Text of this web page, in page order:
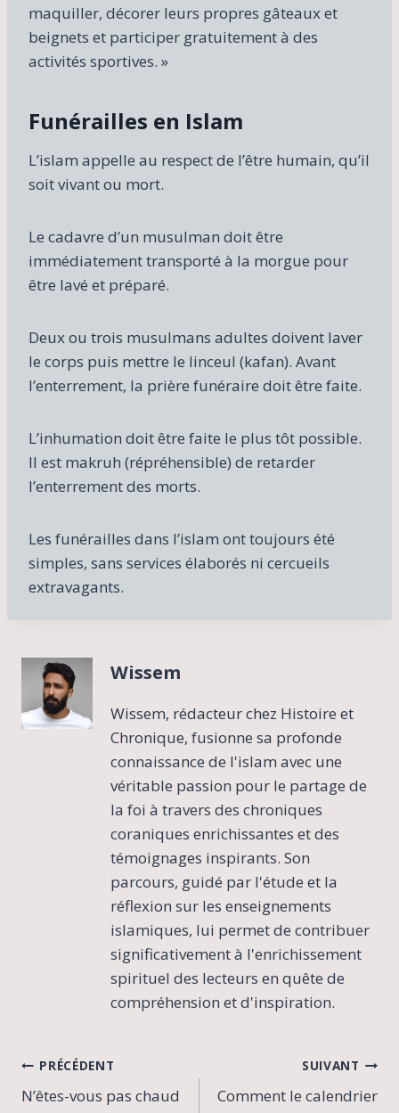
maquiller, décorer leurs propres gâteaux et
beignets et participer gratuitement à des
activités sportives. »
Funérailles en Islam
L’islam appelle au respect de l’être humain, qu’il
soit vivant ou mort.
Le cadavre d’un musulman doit être
immédiatement transporté à la morgue pour
être lavé et préparé.
Deux ou trois musulmans adultes doivent laver
le corps puis mettre le linceul (kafan). Avant
l’enterrement, la prière funéraire doit être faite.
L’inhumation doit être faite le plus tôt possible.
Il est makruh (répréhensible) de retarder
l’enterrement des morts.
Les funérailles dans l’islam ont toujours été
simples, sans services élaborés ni cercueils
extravagants.
Wissem
Wissem, rédacteur chez Histoire et
Chronique, fusionne sa profonde
connaissance de l'islam avec une
véritable passion pour le partage de
la foi à travers des chroniques
coraniques enrichissantes et des
témoignages inspirants. Son
parcours, guidé par l'étude et la
réflexion sur les enseignements
islamiques, lui permet de contribuer
significativement à l'enrichissement
spirituel des lecteurs en quête de
compréhension et d'inspiration.
Navigation
PRÉCÉDENT
N’êtes-vous pas chaud
SUIVANT
Comment le calendrier